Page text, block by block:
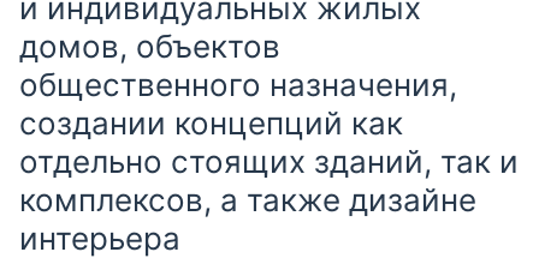
и индивидуальных жилых
домов, объектов
общественного назначения,
создании концепций как
отдельно стоящих зданий, так и
комплексов, а также дизайне
интерьера